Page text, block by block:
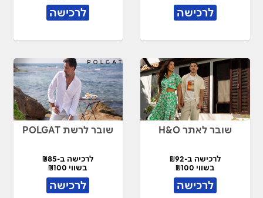
לרכישה לרכישה
שובר לאתר H&O
לרכישה ב-₪92
בשווי ₪100
לרכישה
שובר לרשת POLGAT
לרכישה ב-₪85
בשווי ₪100
לרכישה